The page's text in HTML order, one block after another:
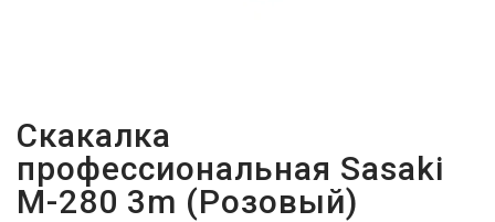
Скакалка
профессиональная Sasaki
M-280 3m (Розовый)